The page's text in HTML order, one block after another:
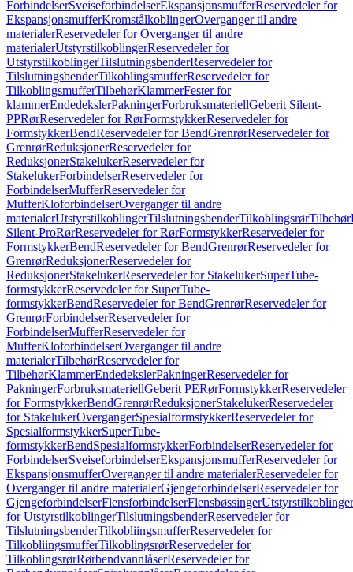
ForbindelserSveiseforbindelserEkspansjonsmufferReservedeler for
EkspansjonsmufferKromstålkoblingerOverganger til andre
materialerReservedeler for Overganger til andre
materialerUtstyrstilkoblingerReservedeler for
UtstyrstilkoblingerTilslutningsbenderReservedeler for
TilslutningsbenderTilkoblingsmufferReservedeler for
TilkoblingsmufferTilbehørKlammerFester for
klammerEndedekslerPakningerForbruksmateriellGeberit Silent-
PPRørReservedeler for RørFormstykkerReservedeler for
FormstykkerBendReservedeler for BendGrenrørReservedeler for
GrenrørReduksjonerReservedeler for
ReduksjonerStakelukerReservedeler for
StakelukerForbindelserReservedeler for
ForbindelserMufferReservedeler for
MufferKloforbindelserOverganger til andre
materialerUtstyrstilkoblingerTilslutningsbenderTilkoblingsrørTilbehør
Silent-ProRørReservedeler for RørFormstykkerReservedeler for
FormstykkerBendReservedeler for BendGrenrørReservedeler for
GrenrørReduksjonerReservedeler for
ReduksjonerStakelukerReservedeler for StakelukerSuperTube-
formstykkerReservedeler for SuperTube-
formstykkerBendReservedeler for BendGrenrørReservedeler for
GrenrørForbindelserReservedeler for
ForbindelserMufferReservedeler for
MufferKloforbindelserOverganger til andre
materialerTilbehørReservedeler for
TilbehørKlammerEndedekslerPakningerReservedeler for
PakningerForbruksmateriellGeberit PERørFormstykkerReservedeler
for FormstykkerBendGrenrørReduksjonerStakelukerReservedeler
for StakelukerOvergangerSpesialformstykkerReservedeler for
SpesialformstykkerSuperTube-
formstykkerBendSpesialformstykkerForbindelserReservedeler for
ForbindelserSveiseforbindelserEkspansjonsmufferReservedeler for
EkspansjonsmufferOverganger til andre materialerReservedeler for
Overganger til andre materialerGjengeforbindelserReservedeler for
GjengeforbindelserFlensforbindelserFlensbøssingerUtstyrstilkoblinger
for UtstyrstilkoblingerTilslutningsbenderReservedeler for
TilslutningsbenderTilkobliingsmufferReservedeler for
TilkobliingsmufferTilkoblingsrørReservedeler for
TilkoblingsrørRørbendvannlåserReservedeler for